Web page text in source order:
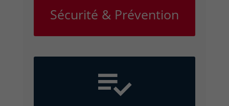
Sécurité & Prévention
